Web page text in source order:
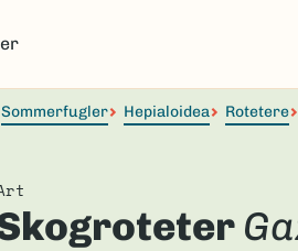
Sommerfugler Hepialoidea Rotetere